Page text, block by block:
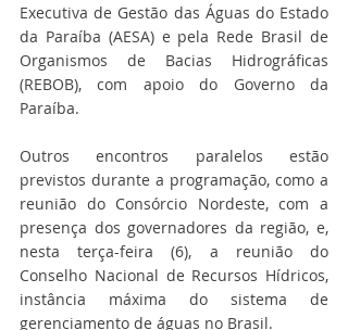
Executiva de Gestão das Águas do Estado
da Paraíba (AESA) e pela Rede Brasil de
Organismos de Bacias Hidrográficas
(REBOB), com apoio do Governo da
Paraíba.
Outros encontros paralelos estão
previstos durante a programação, como a
reunião do Consórcio Nordeste, com a
presença dos governadores da região, e,
nesta terça-feira (6), a reunião do
Conselho Nacional de Recursos Hídricos,
instância máxima do sistema de
gerenciamento de águas no Brasil.